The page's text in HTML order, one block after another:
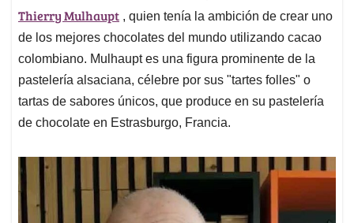
Thierry Mulhaupt , quien tenía la ambición de crear uno
de los mejores chocolates del mundo utilizando cacao
colombiano. Mulhaupt es una figura prominente de la
pastelería alsaciana, célebre por sus "tartes folles" o
tartas de sabores únicos, que produce en su pastelería
de chocolate en Estrasburgo, Francia.